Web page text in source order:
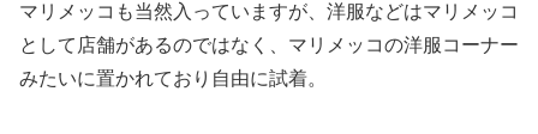
マリメッコも当然入っていますが、洋服などはマリメッコ
として店舗があるのではなく、マリメッコの洋服コーナー
みたいに置かれており自由に試着。